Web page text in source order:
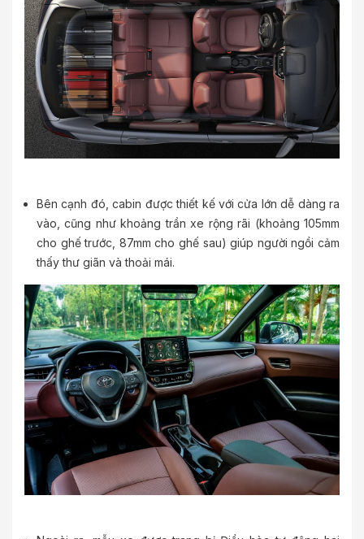
Bên cạnh đó, cabin được thiết kế với cửa lớn dễ dàng ra
vào, cũng như khoảng trần xe rộng rãi (khoảng 105mm
cho ghế trước, 87mm cho ghế sau) giúp người ngồi cảm
thấy thư giãn và thoải mái.